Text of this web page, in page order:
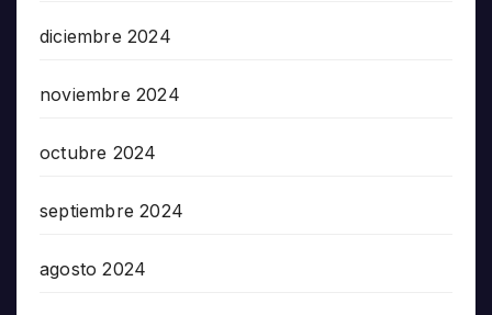
diciembre 2024
noviembre 2024
octubre 2024
septiembre 2024
agosto 2024